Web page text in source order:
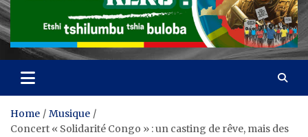
Home
Musique
Concert « Solidarité Congo » : un casting de rêve, mais des